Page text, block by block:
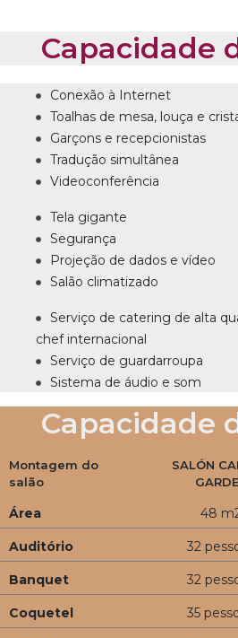
Capacidade
Conexão à Internet
Toalhas de mesa, louça e
Garçons e recepcionistas
Tradução simultânea
Videoconferência
Tela gigante
Segurança
Projeção de dados e vídeo
Salão climatizado
Serviço de catering de alta
chef internacional
Serviço de guardarroupa
Sistema de áudio e som
Capacidade
Montagem do
salão
SALÓN
Área 48
Auditório 32
Banquet 32
Coquetel 35